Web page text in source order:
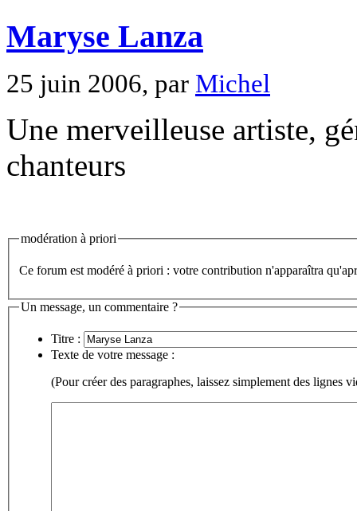
Maryse Lanza
25 juin 2006, par Michel
Une merveilleuse artiste,
chanteurs
modération à priori
Ce forum est modéré à priori : votre contribution n'apparaîtra
Un message, un commentaire ?
Titre :
Texte de votre message :
(Pour créer des paragraphes, laissez simplement des lignes